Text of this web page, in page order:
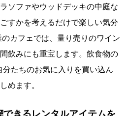
ソファやウッドデッキの中庭な
すかを考えるだけで楽しい気分
カフェでは、量り売りのワイン
飲みにも重宝します。飲食物の
たちのお気に入りを買い込ん
めます。
きるレンタルアイテムを